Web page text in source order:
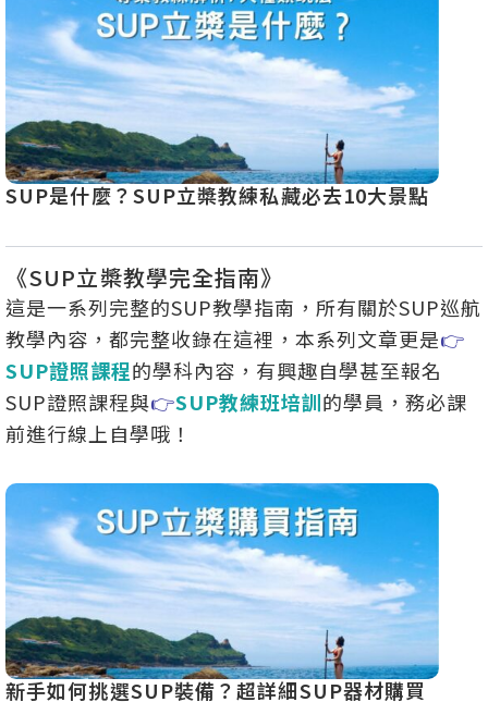
SUP是什麼？SUP立槳教練私藏必去10大景點
《SUP立槳教學完全指南》
這是一系列完整的SUP教學指南，所有關於SUP巡航
教學內容，都完整收錄在這裡，本系列文章更是👉
SUP證照課程的學科內容，有興趣自學甚至報名
SUP證照課程與👉SUP教練班培訓的學員，務必課
前進行線上自學哦！
新手如何挑選SUP裝備？超詳細SUP器材購買